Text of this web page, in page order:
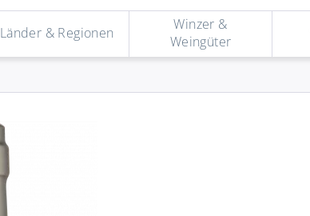
Länder & Regionen
Winzer &
Weingüter